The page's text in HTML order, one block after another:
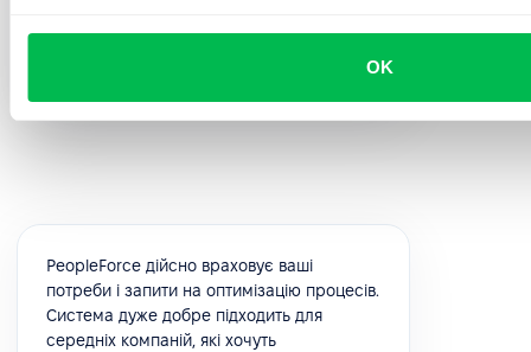
OK
PeopleForce дійсно враховує ваші
потреби і запити на оптимізацію процесів.
Система дуже добре підходить для
середніх компаній, які хочуть